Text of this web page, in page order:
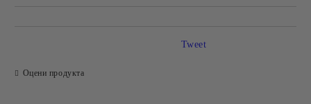
Оцени продукта
Tweet